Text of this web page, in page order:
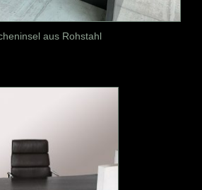
aus Rohstahl